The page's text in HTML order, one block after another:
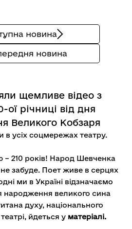
новина
новина
щемливе відео з
ої річниці від дня
Великого Кобзаря
в усіх соцмережах театру.
210 років! Народ Шевченка
не забуде. Поет живе в серцях
ми в Україні відзначаємо
народження великого сина
духу, національного
йдеться у матеріалі.